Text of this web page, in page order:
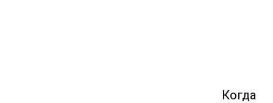
Когда